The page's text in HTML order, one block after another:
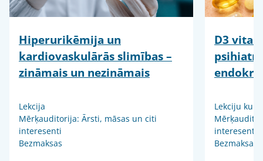
Hiperurikēmija un
kardiovaskulārās slimības –
zināmais un nezināmais
Lekcija
Mērķauditorija: Ārsti, māsas un citi
interesenti
Bezmaksas
D3
Lekciju
interesenti
Bezmaksas